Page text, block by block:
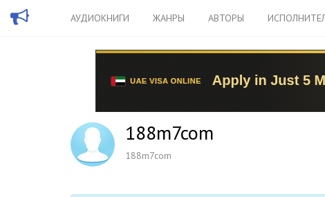
АУДИОКНИГИ ЖАНРЫ АВТОРЫ
188m7com
188m7com